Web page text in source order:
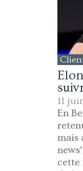
11
En
mais
cette